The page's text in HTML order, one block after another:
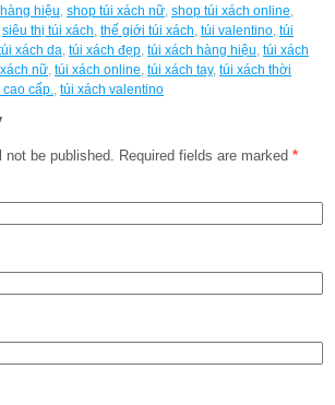
hiệu, shop túi xách nữ, shop túi xách online,
siêu thị túi xách, thế giới túi xách, túi valentino, túi
xách da, túi xách đẹp, túi xách hàng hiệu, túi xách
nữ, túi xách online, túi xách tay, túi xách thời
cấp., túi xách valentino
not be published. Required fields are marked *